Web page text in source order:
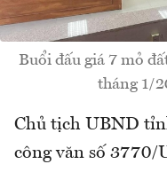
Buổi đấu giá 7 mỏ
tháng 1/
Chủ tịch UBND
công văn số 3770/